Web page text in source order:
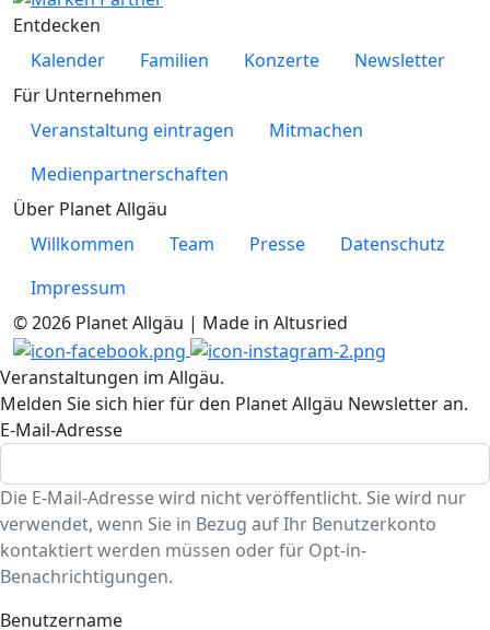
Entdecken
Kalender
Familien Konzerte
Newsletter
Für Unternehmen
Veranstaltung eintragen
Mitmachen
Medienpartnerschaften
Über Planet Allgäu
Willkommen
Team Presse
Datenschutz
Impressum
© 2026 Planet Allgäu | Made in Altusried
Veranstaltungen im Allgäu.
Melden Sie sich hier für den Planet Allgäu Newsletter an.
E-Mail-Adresse
Die E-Mail-Adresse wird nicht veröffentlicht. Sie wird nur
verwendet, wenn Sie in Bezug auf Ihr Benutzerkonto
kontaktiert werden müssen oder für Opt-in-
Benachrichtigungen.
Benutzername